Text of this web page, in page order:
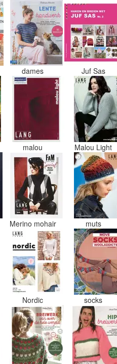
dames Juf Sas
malou Malou Light
Merino mohair muts
Nordic socks